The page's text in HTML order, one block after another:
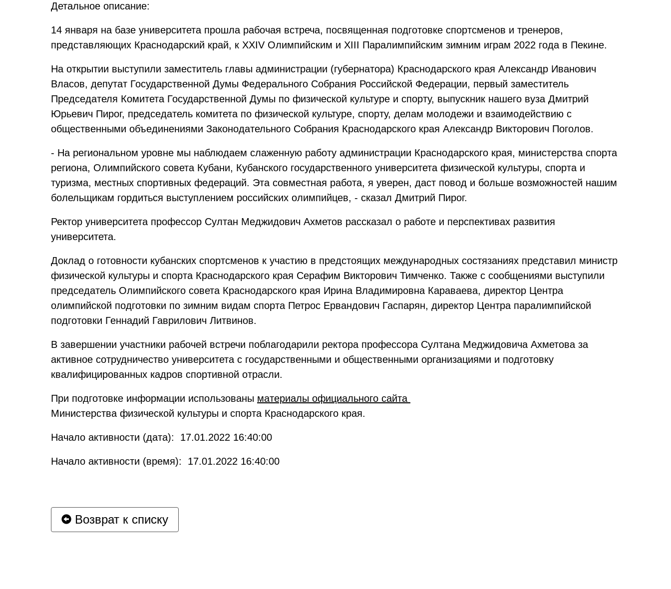
Детальное описание:
14 января на базе университета прошла рабочая встреча, посвященная подготовке спортсменов и тренеров,
представляющих Краснодарский край, к XXIV Олимпийским и XIII Паралимпийским зимним играм 2022 года в Пекине.
На открытии выступили заместитель главы администрации (губернатора) Краснодарского края Александр Иванович
Власов, депутат Государственной Думы Федерального Собрания Российской Федерации, первый заместитель
Председателя Комитета Государственной Думы по физической культуре и спорту, выпускник нашего вуза Дмитрий
Юрьевич Пирог, председатель комитета по физической культуре, спорту, делам молодежи и взаимодействию с
общественными объединениями Законодательного Собрания Краснодарского края Александр Викторович Поголов.
- На региональном уровне мы наблюдаем слаженную работу администрации Краснодарского края, министерства спорта
региона, Олимпийского совета Кубани, Кубанского государственного университета физической культуры, спорта и
туризма, местных спортивных федераций. Эта совместная работа, я уверен, даст повод и больше возможностей нашим
болельщикам гордиться выступлением российских олимпийцев, - сказал Дмитрий Пирог.
Ректор университета профессор Султан Меджидович Ахметов рассказал о работе и перспективах развития
университета.
Доклад о готовности кубанских спортсменов к участию в предстоящих международных состязаниях представил министр
физической культуры и спорта Краснодарского края Серафим Викторович Тимченко. Также с сообщениями выступили
председатель Олимпийского совета Краснодарского края Ирина Владимировна Караваева, директор Центра
олимпийской подготовки по зимним видам спорта Петрос Ервандович Гаспарян, директор Центра паралимпийской
подготовки Геннадий Гаврилович Литвинов.
В завершении участники рабочей встречи поблагодарили ректора профессора Султана Меджидовича Ахметова за
активное сотрудничество университета с государственными и общественными организациями и подготовку
квалифицированных кадров спортивной отрасли.
При подготовке информации использованы материалы официального сайта
Министерства физической культуры и спорта Краснодарского края.
Начало активности (дата): 17.01.2022 16:40:00
Начало активности (время): 17.01.2022 16:40:00
Возврат к списку